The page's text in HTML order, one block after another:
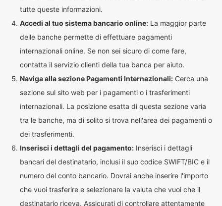
tutte queste informazioni.
Accedi al tuo sistema bancario online: La maggior parte
delle banche permette di effettuare pagamenti
internazionali online. Se non sei sicuro di come fare,
contatta il servizio clienti della tua banca per aiuto.
Naviga alla sezione Pagamenti Internazionali: Cerca una
sezione sul sito web per i pagamenti o i trasferimenti
internazionali. La posizione esatta di questa sezione varia
tra le banche, ma di solito si trova nell'area dei pagamenti o
dei trasferimenti.
Inserisci i dettagli del pagamento: Inserisci i dettagli
bancari del destinatario, inclusi il suo codice SWIFT/BIC e il
numero del conto bancario. Dovrai anche inserire l'importo
che vuoi trasferire e selezionare la valuta che vuoi che il
destinatario riceva. Assicurati di controllare attentamente